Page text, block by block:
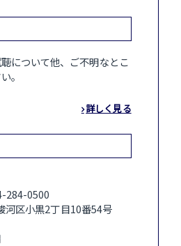
について他、ご不明なとこ
。
詳しく見る
284-0500
区小黒2丁目10番54号